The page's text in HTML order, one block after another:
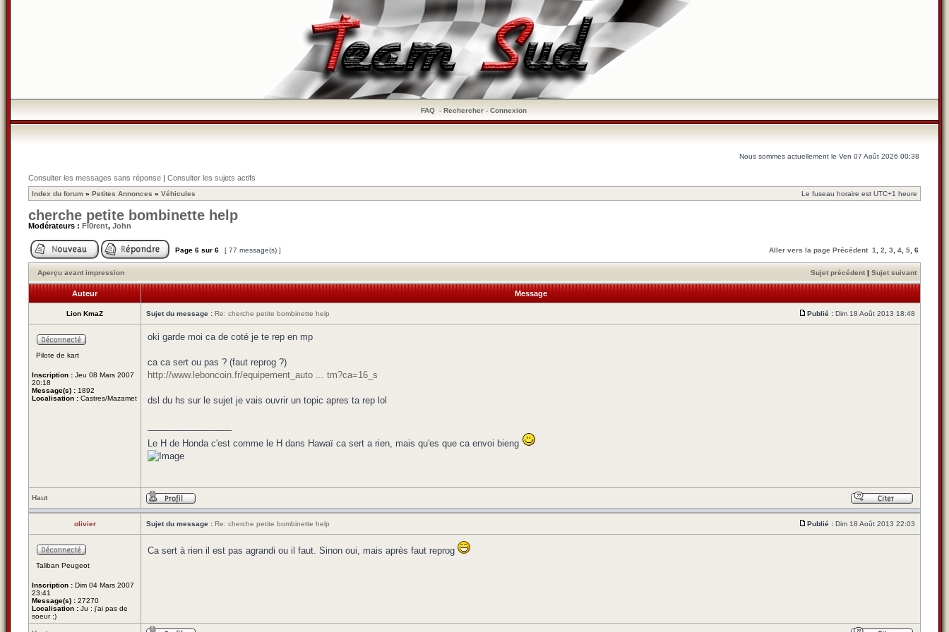
FAQ- Rechercher- Connexion
Nous sommes actuellement le Ven 07 Août 2026 00:38
Consulter les messages sans réponse | Consulter les sujets actifs
Index du forum » Petites Annonces » Véhicules Le fuseau horaire est UTC+1 heure
cherche petite bombinette help
Modérateurs : Fl0rent, John
Page 6 sur 6 [ 77 message(s) ] Aller vers la page Précédent 1 2 3 4 5 6
Aperçu avant impression Sujet précédent | Sujet suivant
Auteur Message
Lion KmaZ Sujet du message : Re: cherche petite bombinette help Publié : Dim 18 Août 2013 18:48
Pilote de kart
Inscription : Jeu 08 Mars 2007
20:18
Message(s) : 1892
Localisation : Castres/Mazamet
oki garde moi ca de coté je te rep en mp
ca ca sert ou pas ? (faut reprog ?)
http://www.leboncoin.fr/equipement_auto ... tm?ca=16_s
dsl du hs sur le sujet je vais ouvrir un topic apres ta rep lol
Le H de Honda c'est comme le H dans Hawaï ca sert a rien, mais qu'es que ca envoi bieng
Haut
olivier Sujet du message : Re: cherche petite bombinette help Publié : Dim 18 Août 2013 22:03
Taliban Peugeot
Inscription : Dim 04 Mars 2007
23:41
Message(s) : 27270
Localisation : Ju : j'ai pas de
soeur :)
Ca sert à rien il est pas agrandi ou il faut. Sinon oui, mais après faut reprog